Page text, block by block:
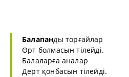
Балапанды торғайлар
Өрт болмасын тілейді.
Балаларға аналар
Дерт қонбасын тілейді.